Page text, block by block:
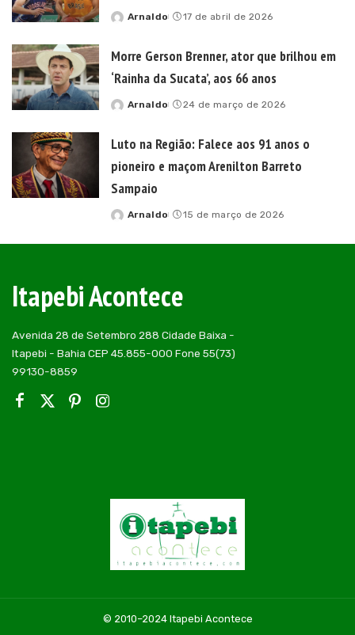
Posted
Arnaldo 17 de abril de 2026
Morre Gerson Brenner, ator que brilhou em
‘Rainha da Sucata’, aos 66 anos
Posted
Arnaldo 24 de março de 2026
Luto na Região: Falece aos 91 anos o
pioneiro e maçom Arenilton Barreto
Sampaio
Posted
Arnaldo 15 de março de 2026
Itapebi Acontece
Avenida 28 de Setembro 288 Cidade Baixa -
Itapebi - Bahia CEP 45.855-000 Fone 55(73)
99130-8859
© 2010–2024 Itapebi Acontece